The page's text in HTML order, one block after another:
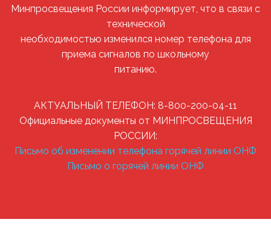
Минпросвещения России информирует, что в связи с
технической
необходимостью изменился номер телефона для
приема сигналов по школьному
питанию.
АКТУАЛЬНЫЙ ТЕЛЕФОН: 8-800-200-04-11
Официальные документы от МИНПРОСВЕЩЕНИЯ
РОССИИ:
Письмо об изменении телефона горячей линии ОНФ
Письмо о горячей линии ОНФ